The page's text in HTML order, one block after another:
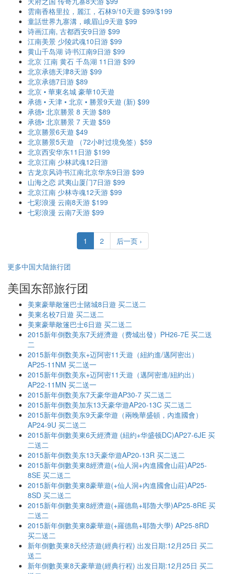
雲南香格里拉，麗江，石林9/10天遊 $99/$199
童話世界九寨溝，峨眉山9天遊 $99
诗画江南, 古都西安9日游 $99
江南美景 少陵武魂10日游 $99
黄山千岛湖 诗书江南9日游 $99
北京 江南 黄石 千岛湖 11日游 $99
北京承德天津8天游 $99
北京承德7日游 $89
北京 • 華東名城 豪華10天遊
承德 • 天津 • 北京 • 勝景9天遊 (新) $99
承德• 北京勝景 8 天游 $89
承德• 北京勝景 7 天遊 $59
北京勝景6天遊 $49
北京勝景5天遊 （72小时过境免签）$59
北京西安华东11日游 $199
北京江南 少林武魂12日游
古龙京风诗书江南北京华东9日游 $99
山海之恋 武夷山厦门7日游 $99
北京江南 少林寺魂12天游 $99
七彩浪漫 云南8天游 $199
七彩浪漫 云南7天游 $99
1 2 后一页 ›
更多中国大陆旅行团
美国东部旅行团
美東豪華敞篷巴士賭城8日遊 买二送二
美東名校7日遊 买二送二
美東豪華敞篷巴士6日遊 买二送二
2015新年倒数美东7天經濟遊（费城出發）PH26-7E 买二送
二
2015新年倒数美东+迈阿密11天遊（紐約進/邁阿密出）
AP25-11NM 买二送一
2015新年倒数美东+迈阿密11天遊（邁阿密進/紐約出）
AP22-11MN 买二送一
2015新年倒数美东7天豪华遊AP30-7 买二送二
2015新年倒数美加东13天豪华遊AP20-13C 买二送二
2015新年倒数美东9天豪华遊（兩晚華盛頓，內進國會）
AP24-9U 买二送二
2015新年倒數美東6天經濟遊 (紐約+华盛顿DC)AP27-6JE 买
二送二
2015新年倒数美东13天豪华遊AP20-13R 买二送二
2015新年倒數美東8經濟遊(+仙人洞+內進國會山莊)AP25-
8SE 买二送二
2015新年倒數美東8豪華遊(+仙人洞+內進國會山莊)AP25-
8SD 买二送二
2015新年倒數美東8經濟遊(+羅德島+耶魯大學)AP25-8RE 买
二送二
2015新年倒數美東8豪華遊(+羅德島+耶魯大學) AP25-8RD
买二送二
新年倒數美東8天经济遊(經典行程) 出发日期:12月25日 买二
送二
新年倒數美東8天豪華遊(經典行程) 出发日期:12月25日 买二